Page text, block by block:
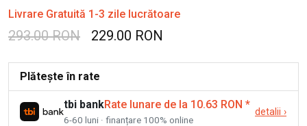
Livrare Gratuită 1-3 zile lucrătoare
293.00 RON 229.00 RON
Plătește în rate
tbi bankRate lunare de la 10.63 RON *
6-60 luni · finanțare 100% online
detalii ›